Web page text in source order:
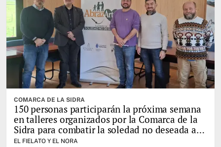
COMARCA DE LA SIDRA
150 personas participarán la próxima semana
en talleres organizados por la Comarca de la
Sidra para combatir la soledad no deseada a
través del juego
EL FIELATO Y EL NORA